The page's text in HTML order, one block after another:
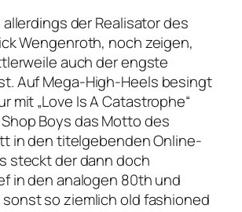
der Realisator des
Wengenroth, noch zeigen,
auch der engste
Auf Mega-High-Heels besingt
mit„Love Is A Catastrophe“
Boys das Motto des
in den titelgebenden Online-
steckt der dann doch
in den analogen 80th und
so ziemlich old fashioned